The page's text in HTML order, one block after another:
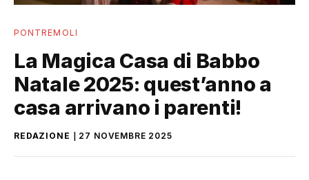
PONTREMOLI
La Magica Casa di Babbo
Natale 2025: quest’anno a
casa arrivano i parenti!
REDAZIONE 27 NOVEMBRE 2025